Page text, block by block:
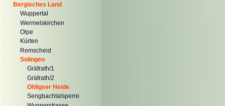
Bergisches Land
Wuppertal
Wermelskirchen
Olpe
Kürten
Remscheid
Solingen
Gräfrath/1
Gräfrath/2
Ohligser Heide
Sengbachtalsperre